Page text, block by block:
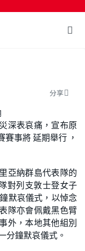
分享
深表哀痛，宣布原
事將 延期舉行 ，
亞納群島代表隊的
對列支敦士登女子
默哀儀式，以悼念
隊亦會佩戴黑色臂
外，本地其他組別
分鐘默哀儀式。